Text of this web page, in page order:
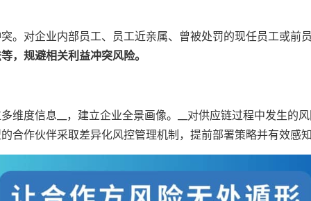
。对企业内部员工、员工近亲属、曾被处罚的现任员工或前
，规避相关利益冲突风险。
维度信息__，建立企业全景画像。__对供应链过程中发生的
合作伙伴采取差异化风控管理机制，提前部署策略并有效感